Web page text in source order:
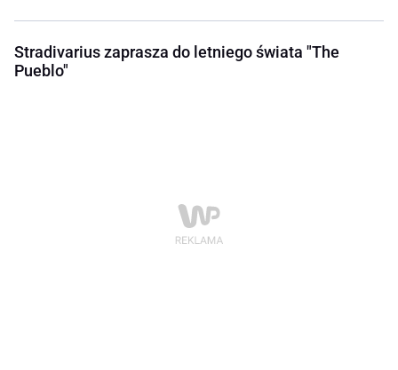
Stradivarius zaprasza do letniego świata "The
Pueblo"